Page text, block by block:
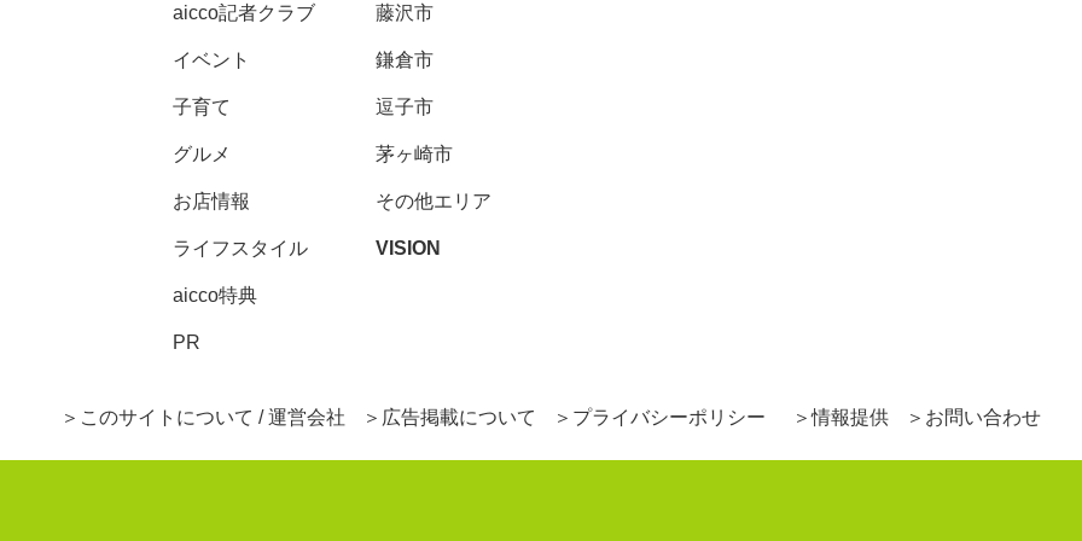
aicco記者クラブ
イベント
子育て
グルメ
お店情報
ライフスタイル
aicco特典
PR
藤沢市
鎌倉市
逗子市
茅ヶ崎市
その他エリア
VISION
このサイトについて / 運営会社 広告掲載について プライバシーポリシー 情報提供 お問い合わせ